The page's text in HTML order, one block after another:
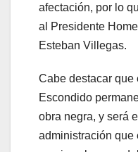
afectación, por lo
al Presidente
Esteban Villegas.
Cabe destacar que
Escondido
obra negra, y será
administración que